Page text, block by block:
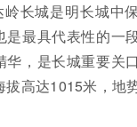
岭长城是明长城中
是最具代表性的一
华，是长城重要关
拔高达1015米，地